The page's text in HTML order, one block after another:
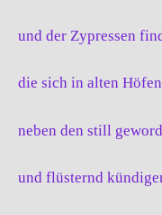
und der Zypressen
die sich in alten
neben den still
und flüsternd